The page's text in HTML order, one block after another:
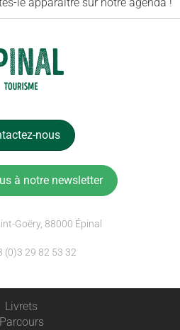
le apparaitre sur notre agenda !
nous
à notre newsletter
Goëry, 88000 Épinal
(0)3 29 82 53 32
Livrets
Parcours